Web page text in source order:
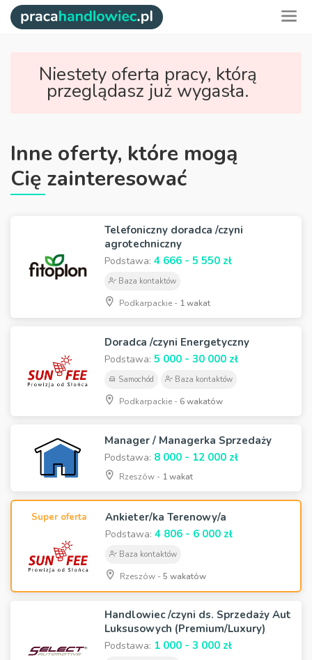
Niestety oferta pracy, którą
przeglądasz już wygasła.
Inne oferty, które mogą
Cię zainteresować
Telefoniczny doradca /czyni
agrotechniczny
Podstawa: 4 666 - 5 550 zł
Baza kontaktów
Podkarpackie - 1 wakat
Doradca /czyni Energetyczny
Podstawa: 5 000 - 30 000 zł
Samochód Baza kontaktów
Podkarpackie - 6 wakatów
Manager / Managerka Sprzedaży
Podstawa: 8 000 - 12 000 zł
Rzeszów - 1 wakat
Super oferta Ankieter/ka Terenowy/a
Podstawa: 4 806 - 6 000 zł
Baza kontaktów
Rzeszów -5 wakatów
Handlowiec /czyni ds. Sprzedaży Aut
Luksusowych (Premium/Luxury)
Podstawa: 1 000 - 3 000 zł